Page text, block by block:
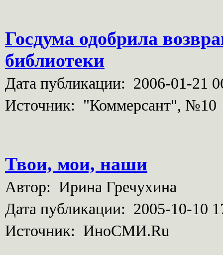
Госдума одобрила
библиотеки
Дата публикации: 2006-01-21
Источник: "Коммерсант", №10
Твои, мои, наши
Автор: Ирина Гречухина
Дата публикации: 2005-10-10
Источник: ИноСМИ.Ru